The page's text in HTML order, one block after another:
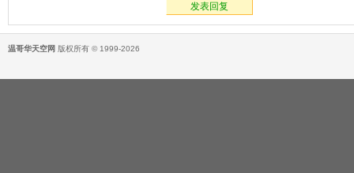
发表回复
温哥华天空网 版权所有 © 1999-2026